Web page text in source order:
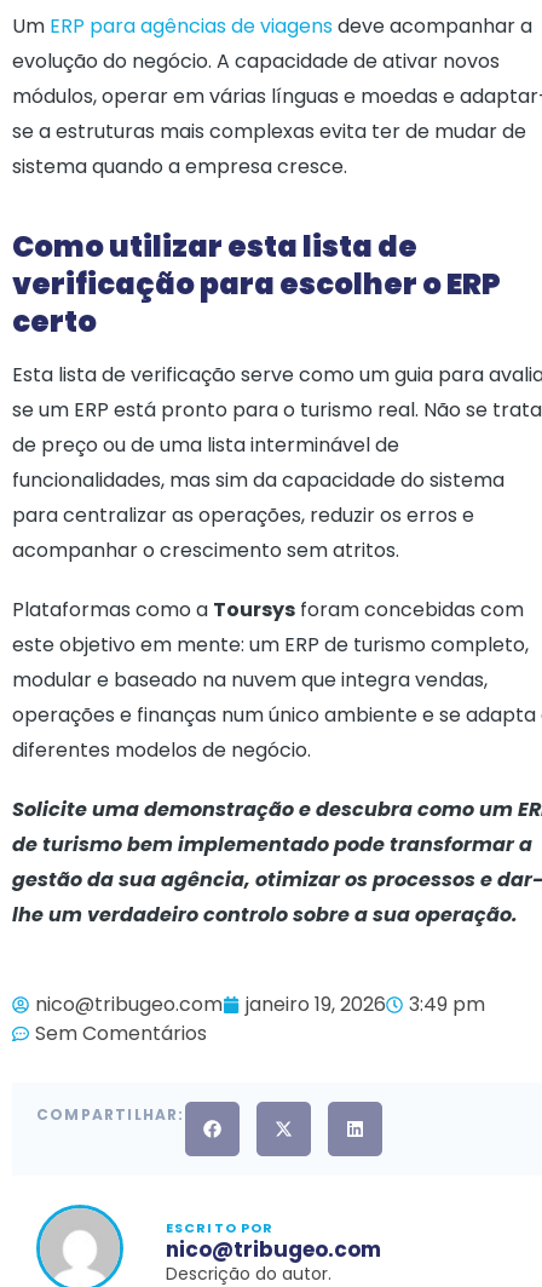
Um ERP para agências de viagensdeve acompanhar a
evolução do negócio. A capacidade de ativar novos
módulos, operar em várias línguas e moedas e
se a estruturas mais complexas evita ter de mudar de
sistema quando a empresa cresce.
Como utilizar esta lista de
verificação para escolher o ERP
certo
Esta lista de verificação serve como um guia para
se um ERP está pronto para o turismo real. Não se trata
de preço ou de uma lista interminável de
funcionalidades, mas sim da capacidade do sistema
para centralizar as operações, reduzir os erros e
acompanhar o crescimento sem atritos.
Plataformas como a Toursys foram concebidas com
este objetivo em mente: um ERP de turismo completo,
modular e baseado na nuvem que integra vendas,
operações e finanças num único ambiente e se adapta
diferentes modelos de negócio.
Solicite uma demonstração e descubra como um
de turismo bem implementado pode transformar a
gestão da sua agência, otimizar os processos e dar-
lhe um verdadeiro controlo sobre a sua operação.
nico@tribugeo.com janeiro 19, 2026
3:49 pm
Sem Comentários
COMPARTILHAR:
ESCRITO POR
nico@tribugeo.com
Descrição do autor.